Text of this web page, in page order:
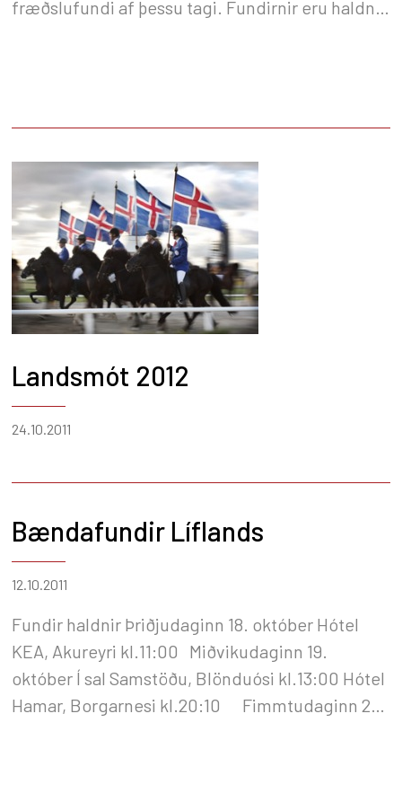
fræðslufundi af þessu tagi. Fundirnir eru haldnir
hafa verið í ár af Líflandi og greind af
rannsóknarstofunni BLGG í Hollandi.
Landsmót 2012
24.10.2011
Bændafundir Líflands
12.10.2011
Fundir haldnir Þriðjudaginn 18. október Hótel
KEA, Akureyri kl.11:00 Miðvikudaginn 19.
október Í sal Samstöðu, Blönduósi kl.13:00 Hótel
Hamar, Borgarnesi kl.20:10 Fimmtudaginn 20.